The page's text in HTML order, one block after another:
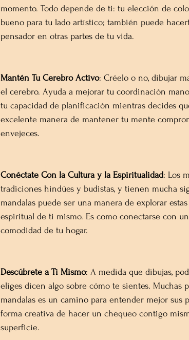
momento. Todo depende de ti: tu elección de
bueno para tu lado artístico; también puede
pensador en otras partes de tu vida.
Mantén Tu Cerebro Activo: Créelo o no, dibujar
el cerebro. Ayuda a mejorar tu coordinación
tu capacidad de planificación mientras decides
excelente manera de mantener tu mente
envejeces.
Conéctate Con la Cultura y la Espiritualidad: Los
tradiciones hindúes y budistas, y tienen mucha
mandalas puede ser una manera de explorar
espiritual de ti mismo. Es como conectarse con
comodidad de tu hogar.
Descúbrete a Ti Mismo: A medida que dibujas,
eliges dicen algo sobre cómo te sientes. Muchas
mandalas es un camino para entender mejor sus
forma creativa de hacer un chequeo contigo
superficie.